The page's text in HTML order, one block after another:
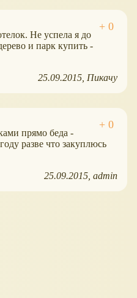
Не успела я до
и парк купить -
25.09.2015 Пикачу
прямо беда -
разве что закуплюсь
25.09.2015 admin